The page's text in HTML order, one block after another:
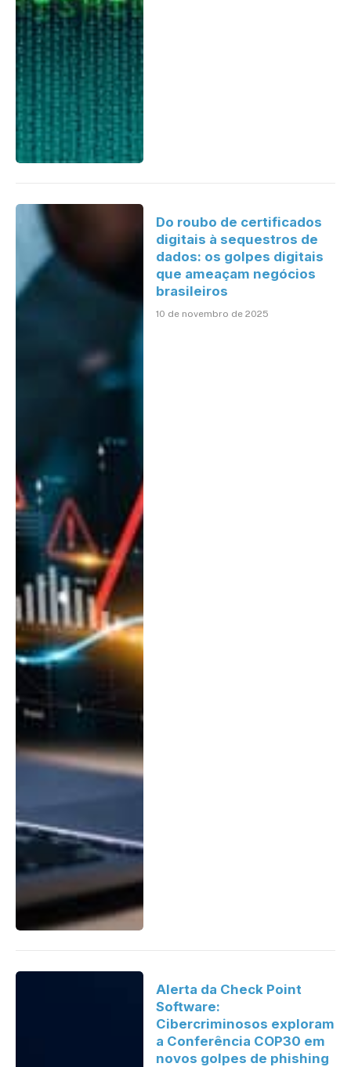
Do roubo de certificados
digitais à sequestros de
dados: os golpes digitais
que ameaçam negócios
brasileiros
10 de novembro de 2025
Alerta da Check Point
Software:
Cibercriminosos exploram
a Conferência COP30 em
novos golpes de phishing